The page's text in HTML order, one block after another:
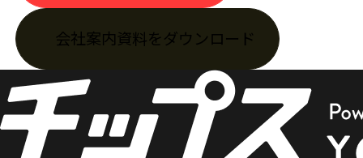
会社案内資料をダウンロード